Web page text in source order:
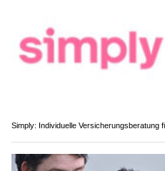
Simply: Individuelle Versicherungsberatung